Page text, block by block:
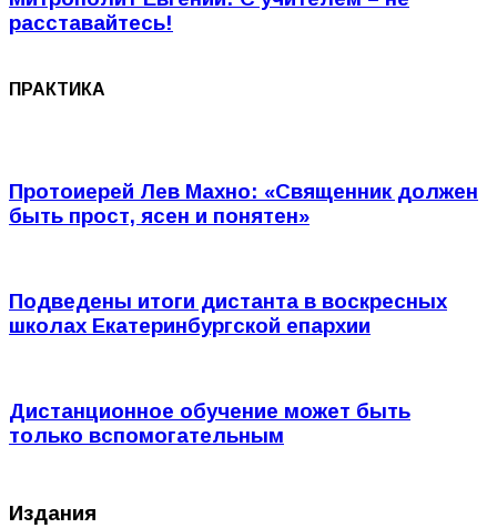
расставайтесь!
ПРАКТИКА
Протоиерей Лев Махно: «Священник должен
быть прост, ясен и понятен»
Подведены итоги дистанта в воскресных
школах Екатеринбургской епархии
Дистанционное обучение может быть
только вспомогательным
Издания